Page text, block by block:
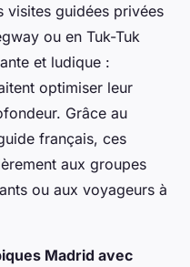
visites guidées privées
ou en Tuk-Tuk
et ludique :
optimiser leur
Grâce au
français, ces
aux groupes
ou aux voyageurs à
Madrid avec